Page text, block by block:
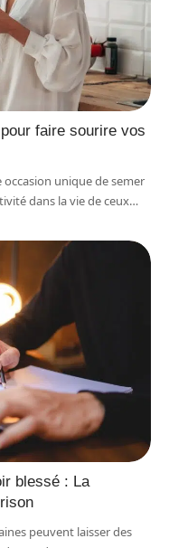
faire sourire vos
unique de semer
dans la vie de ceux…
blessé : La
peuvent laisser des